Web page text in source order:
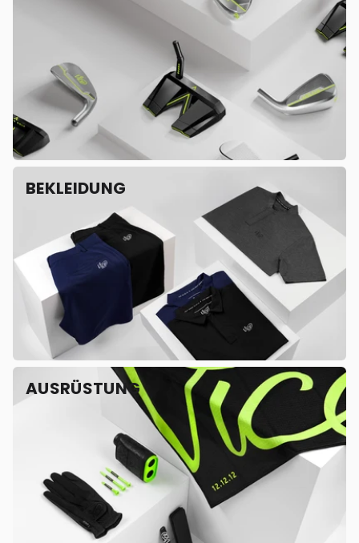
BEKLEIDUNG
AUSRÜSTUNG